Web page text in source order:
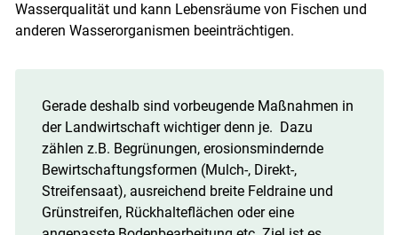
Wasserqualität und kann Lebensräume von Fischen und
anderen Wasserorganismen beeinträchtigen.
Gerade deshalb sind vorbeugende Maßnahmen in
der Landwirtschaft wichtiger denn je. Dazu
zählen z.B. Begrünungen, erosionsmindernde
Bewirtschaftungsformen (Mulch-, Direkt-,
Streifensaat), ausreichend breite Feldraine und
Grünstreifen, Rückhalteflächen oder eine